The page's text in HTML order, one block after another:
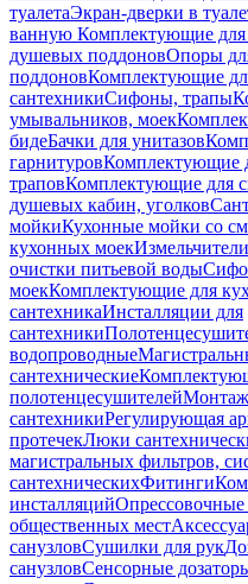
туалетаЭкран-дверки в
ванную Комплектующие для
душевых поддоновОпоры
поддоновКомплектующие
сантехникиСифоны, трапы
умывальников, моек
бидеБачки для унитазов
гарнитуровКомплектующие
траповКомплектующие для
душевых кабин, уголков
мойкиКухонные мойки со
кухонных моек
очистки питьевой воды
моекКомплектующие для
сантехникаИнсталляции для
сантехники
водопроводные
сантехнические
полотенцесушителей
сантехникиРегулирующая
протечекЛюки
магистральных фильтров,
сантехническихФитинги
инсталляцийОпрессовочные
общественных мест
санузловСушилки для рук
санузловСенсорные